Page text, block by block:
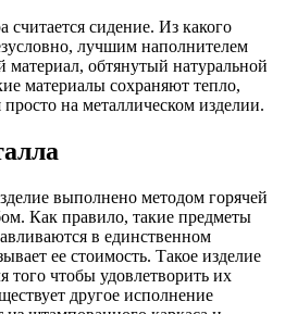
сидение. Из какого
лучшим наполнителем
материал, обтянутый натуральной
материалы сохраняют тепло,
на металлическом изделии.
выполнено методом горячей
Как правило, такие предметы
в единственном
ее стоимость. Такое изделие
того чтобы удовлетворить их
другое исполнение